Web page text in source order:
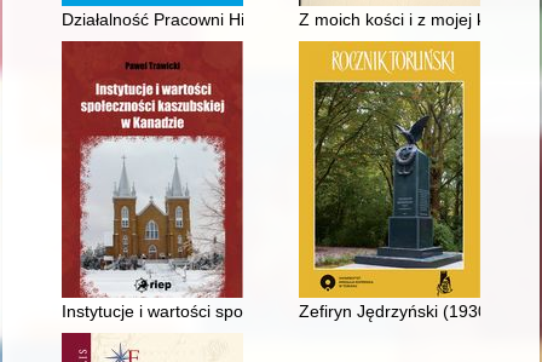
Działalność Pracowni Historii Idei Humanistycznych i
Z moich kości i z mojej krwi
Instytucje i wartości społeczności kaszubskiej w Kanadzie
Zefiryn Jędrzyński (1930-